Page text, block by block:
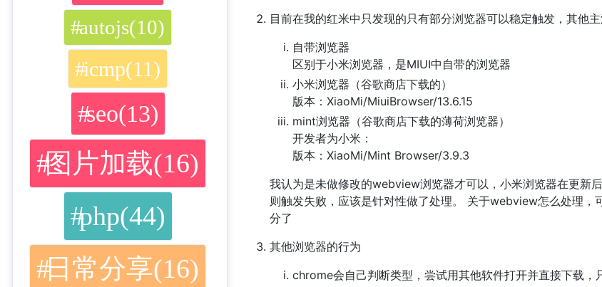
php(44)
图片加载(16)
日常分享(16)
seo(13)
icmp(11)
autojs(10)
目前在我的红米中只发现的只有部分浏览器可以稳定触发，其他
自带浏览器
区别于小米浏览器，是MIUI中自带的浏览器
小米浏览器（谷歌商店下载的）
版本：XiaoMi/MiuiBrowser/13.6.15
mint浏览器（谷歌商店下载的薄荷浏览器）
开发者为小米：
版本：XiaoMi/Mint Browser/3.9.3
我认为是未做修改的webview浏览器才可以，小米浏览器在更新
则触发失败，应该是针对性做了处理。 关于webview怎么处理，
分了
其他浏览器的行为
chrome会自己判断类型，尝试用其他软件打开并直接下载，